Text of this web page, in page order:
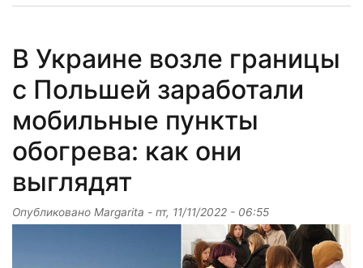
В Украине возле границы
с Польшей заработали
мобильные пункты
обогрева: как они
выглядят
Опубликовано Margarita - пт, 11/11/2022 - 06:55